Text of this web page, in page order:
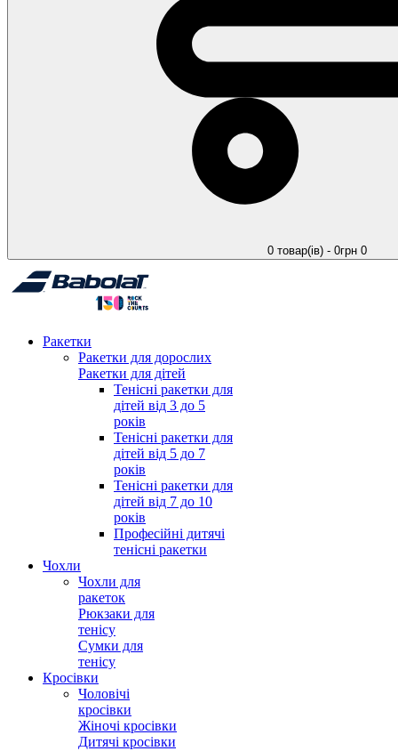
0 товар(ів) - 0грн 0
Ракетки
Ракетки для дорослих
Ракетки для дітей
Тенісні ракетки для
дітей від 3 до 5
років
Тенісні ракетки для
дітей від 5 до 7
років
Тенісні ракетки для
дітей від 7 до 10
років
Професійні дитячі
тенісні ракетки
Чохли
Чохли для
ракеток
Рюкзаки для
тенісу
Сумки для
тенісу
Кросівки
Чоловічі
кросівки
Жіночі кросівки
Дитячі кросівки